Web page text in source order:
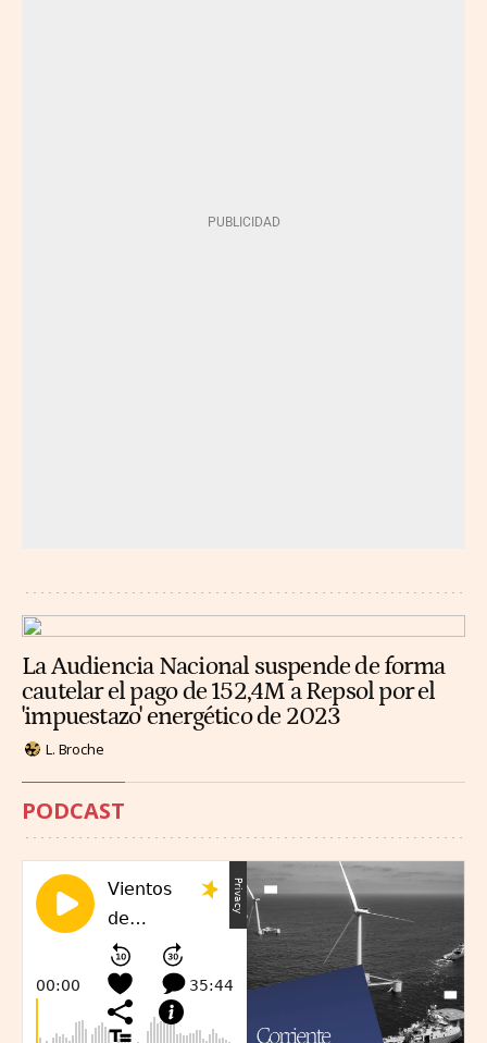
La Audiencia Nacional suspende de forma
cautelar el pago de 152,4M a Repsol por el
'impuestazo' energético de 2023
L. Broche
PODCAST